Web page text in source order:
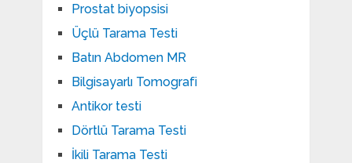
Prostat biyopsisi
Üçlü Tarama Testi
Batın Abdomen MR
Bilgisayarlı Tomografi
Antikor testi
Dörtlü Tarama Testi
İkili Tarama Testi